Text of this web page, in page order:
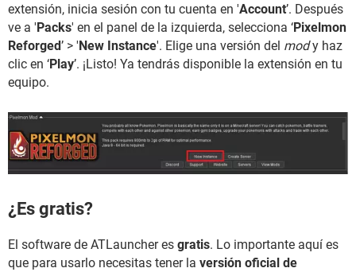
extensión, inicia sesión con tu cuenta en 'Account’. Después
ve a 'Packs' en el panel de la izquierda, selecciona ‘Pixelmon
Reforged’ > 'New Instance'. Elige una versión del mody haz
clic en ‘Play’. ¡Listo! Ya tendrás disponible la extensión en tu
equipo.
¿Es gratis?
El software de ATLauncher es gratis. Lo importante aquí es
que para usarlo necesitas tener la versión oficial de